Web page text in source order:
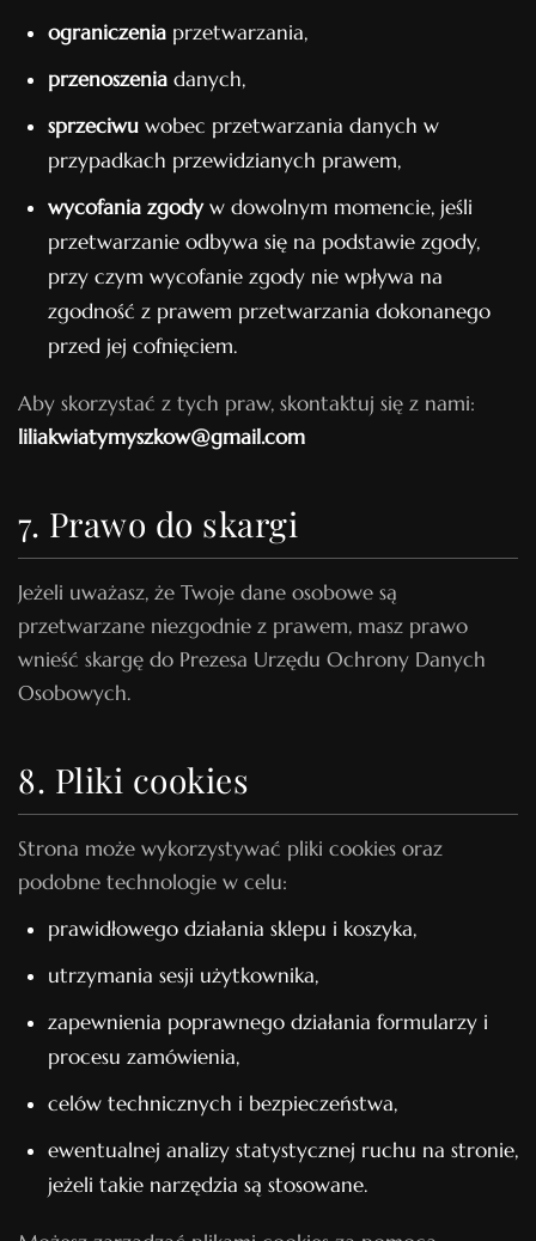
ograniczenia przetwarzania,
przenoszenia danych,
sprzeciwu wobec przetwarzania danych w
przypadkach przewidzianych prawem,
wycofania zgodyw dowolnym momencie, jeśli
przetwarzanie odbywa się na podstawie zgody,
przy czym wycofanie zgody nie wpływa na
zgodność z prawem przetwarzania dokonanego
przed jej cofnięciem.
Aby skorzystać z tych praw, skontaktuj się z nami:
liliakwiatymyszkow@gmail.com
7. Prawo do skargi
Jeżeli uważasz, że Twoje dane osobowe są
przetwarzane niezgodnie z prawem, masz prawo
wnieść skargę do Prezesa Urzędu Ochrony Danych
Osobowych.
8. Pliki cookies
Strona może wykorzystywać pliki cookies oraz
podobne technologie w celu:
prawidłowego działania sklepu i koszyka,
utrzymania sesji użytkownika,
zapewnienia poprawnego działania formularzy i
procesu zamówienia,
celów technicznych i bezpieczeństwa,
ewentualnej analizy statystycznej ruchu na stronie,
jeżeli takie narzędzia są stosowane.